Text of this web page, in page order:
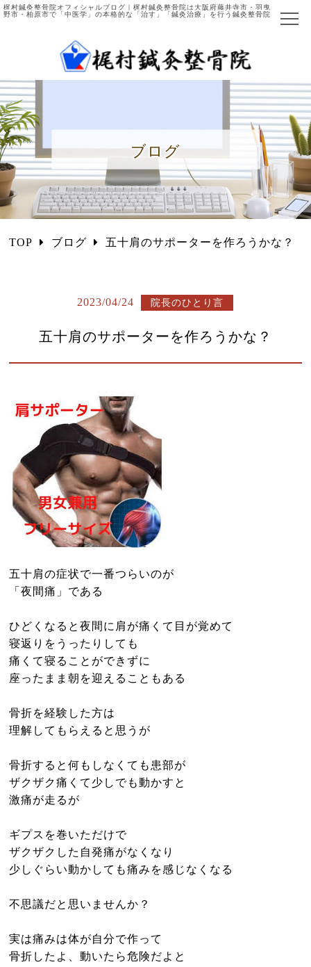
梶村鍼灸整骨院オフィシャルブログ｜梶村鍼灸整骨院は大阪府藤井寺市・羽曳
野市・柏原市で「中医学」の本格的な「治す」「鍼灸治療」を行う鍼灸整骨院
当院について
院長ご紹介
施術の流れ
主な症例と施術法
中医学とは
診療時間・アクセス
小児はり
鍼灸総合治療
漢方茶サロン 伽羅木
健康保険について
お灸教室情報
サイトマップ
ニュース
ブログ
TOP ブログ 五十肩のサポーターを作ろうかな？
2023/04/24 院長のひとり言
五十肩のサポーターを作ろうかな？
五十肩の症状で一番つらいのが
「夜間痛」である
ひどくなると夜間に肩が痛くて目が覚めて
寝返りをうったりしても
痛くて寝ることができずに
座ったまま朝を迎えることもある
骨折を経験した方は
理解してもらえると思うが
骨折すると何もしなくても患部が
ザクザク痛くて少しでも動かすと
激痛が走るが
ギプスを巻いただけで
ザクザクした自発痛がなくなり
少しぐらい動かしても痛みを感じなくなる
不思議だと思いませんか？
実は痛みは体が自分で作って
骨折したよ、動いたら危険だよと